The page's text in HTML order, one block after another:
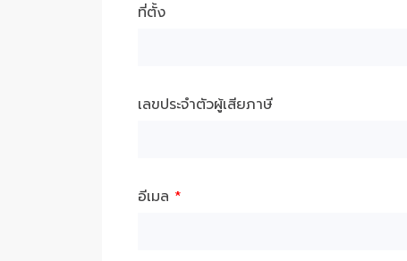
ที่ตั้ง
เลขประจำตัวผู้เสียภาษี
อีเมล *